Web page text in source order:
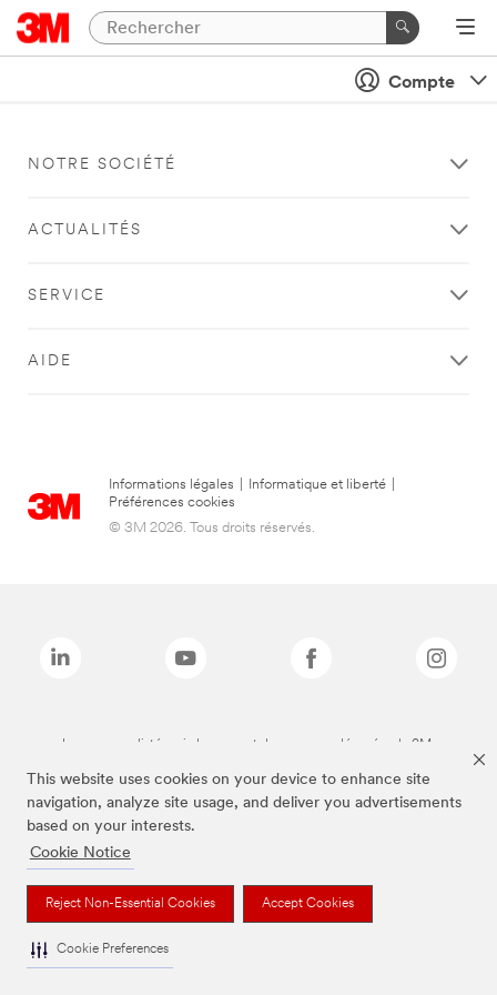
This website uses cookies on your device to enhance site
navigation, analyze site usage, and deliver you advertisements
based on your interests.
Cookie Notice
Reject Non-Essential Cookies Accept Cookies
Cookie Preferences
Compte
NOTRE SOCIÉTÉ
ACTUALITÉS
SERVICE
AIDE
Informations légales Informatique et liberté
Préférences cookies
© 3M 2026. Tous droits réservés.
Les marques listées ci-dessus sont des marques déposées de 3M.